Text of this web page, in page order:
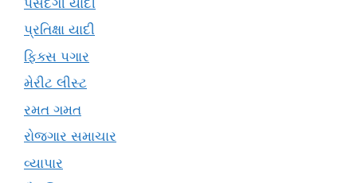
પ્રતિક્ષા યાદી
ફિક્સ પગાર
મેરીટ લીસ્ટ
રમત ગમત
રોજગાર સમાચાર
વ્યાપાર